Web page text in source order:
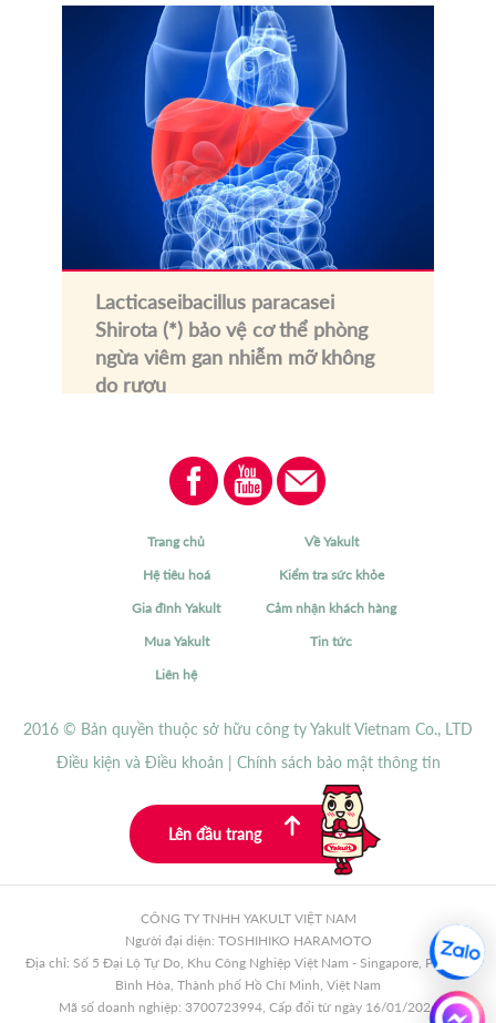
Lacticaseibacillus paracasei
Shirota (*) bảo vệ cơ thể phòng
ngừa viêm gan nhiễm mỡ không
do rượu
Trang chủ
Về Yakult
Hệ tiêu hoá
Kiểm tra sức khỏe
Gia đình Yakult
Cảm nhận khách hàng
Mua Yakult
Tin tức
Liên hệ
2016 © Bản quyền thuộc sở hữu công ty Yakult Vietnam Co., LTD
Điều kiện và Điều khoản | Chính sách bảo mật thông tin
Lên đầu trang
CÔNG TY TNHH YAKULT VIỆT NAM
Người đại diện: TOSHIHIKO HARAMOTO
Địa chỉ: Số 5 Đại Lộ Tự Do, Khu Công Nghiệp Việt Nam - Singapore, Phường
Bình Hòa, Thành phố Hồ Chí Minh, Việt Nam
Mã số doanh nghiệp: 3700723994, Cấp đổi từ ngày 16/01/2026